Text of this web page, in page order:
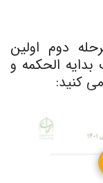
دوم اولین
الحکمه و
کنید: